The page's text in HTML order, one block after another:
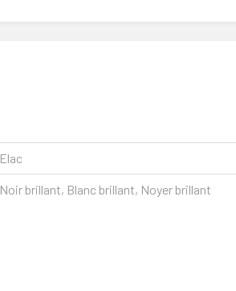
Elac
Noir brillant, Blanc brillant, Noyer brillant